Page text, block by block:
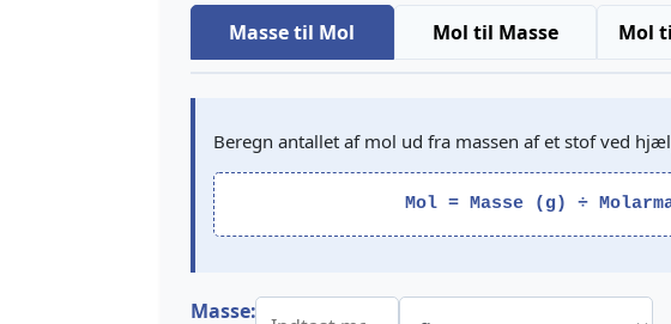
Masse til Mol Mol til Masse Mol
Beregn antallet af mol ud fra massen af et stof ved
Mol = Masse (g) ÷
Masse: